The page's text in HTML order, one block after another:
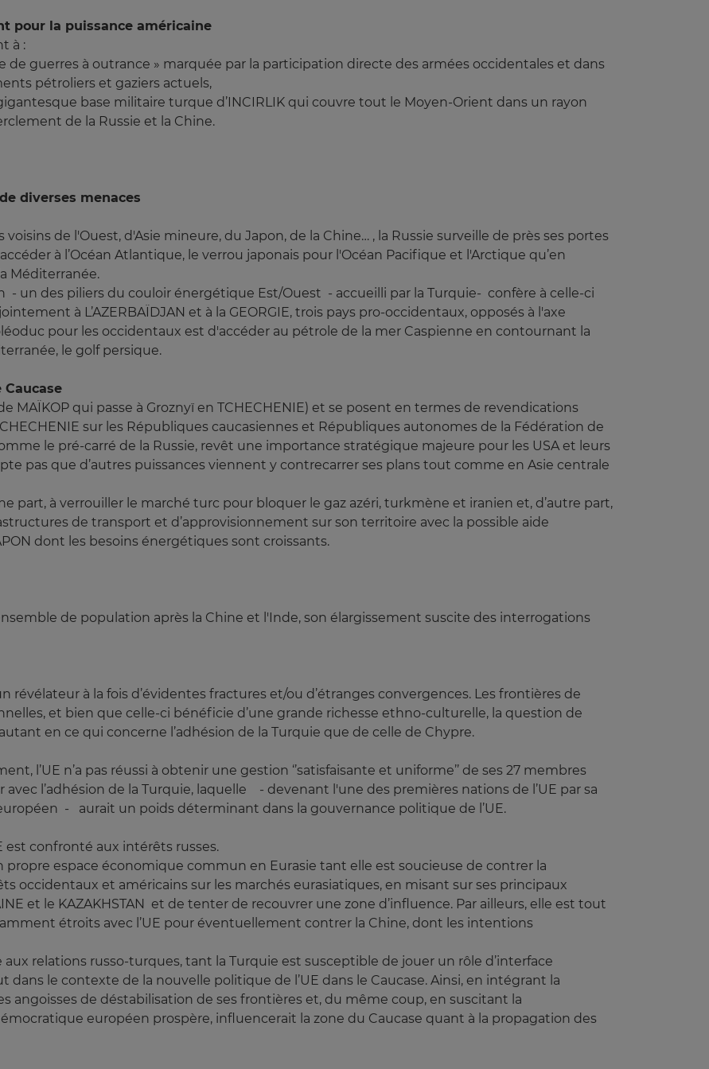
pour la puissance américaine
à :
de guerres à outrance » marquée par la participation directe des armées occidentales et dans
pétroliers et gaziers actuels,
base militaire turque d’INCIRLIK qui couvre tout le Moyen-Orient dans un rayon
de la Russie et la Chine.
diverses menaces
de l'Ouest, d'Asie mineure, du Japon, de la Chine… , la Russie surveille de près ses portes
à l’Océan Atlantique, le verrou japonais pour l'Océan Pacifique et l'Arctique qu’en
Méditerranée.
- un des piliers du couloir énergétique Est/Ouest - accueilli par la Turquie- confère à celle-ci
à L’AZERBAÏDJAN et à la GEORGIE, trois pays pro-occidentaux, opposés à l'axe
pour les occidentaux est d'accéder au pétrole de la mer Caspienne en contournant la
le golf persique.
Caucase
MAÏKOP qui passe à Groznyï en TCHECHENIE) et se posent en termes de revendications
sur les Républiques caucasiennes et Républiques autonomes de la Fédération de
le pré-carré de la Russie, revêt une importance stratégique majeure pour les USA et leurs
pas que d’autres puissances viennent y contrecarrer ses plans tout comme en Asie centrale
part, à verrouiller le marché turc pour bloquer le gaz azéri, turkmène et iranien et, d’autre part,
de transport et d’approvisionnement sur son territoire avec la possible aide
dont les besoins énergétiques sont croissants.
de population après la Chine et l'Inde, son élargissement suscite des interrogations
à la fois d’évidentes fractures et/ou d’étranges convergences. Les frontières de
et bien que celle-ci bénéficie d’une grande richesse ethno-culturelle, la question de
en ce qui concerne l’adhésion de la Turquie que de celle de Chypre.
l’UE n’a pas réussi à obtenir une gestion ‘’satisfaisante et uniforme’’ de ses 27 membres
l’adhésion de la Turquie, laquelle - devenant l'une des premières nations de l’UE par sa
- aurait un poids déterminant dans la gouvernance politique de l’UE.
est confronté aux intérêts russes.
propre espace économique commun en Eurasie tant elle est soucieuse de contrer la
occidentaux et américains sur les marchés eurasiatiques, en misant sur ses principaux
et le KAZAKHSTAN et de tenter de recouvrer une zone d’influence. Par ailleurs, elle est tout
étroits avec l’UE pour éventuellement contrer la Chine, dont les intentions
aux relations russo-turques, tant la Turquie est susceptible de jouer un rôle d’interface
dans le contexte de la nouvelle politique de l’UE dans le Caucase. Ainsi, en intégrant la
angoisses de déstabilisation de ses frontières et, du même coup, en suscitant la
européen prospère, influencerait la zone du Caucase quant à la propagation des